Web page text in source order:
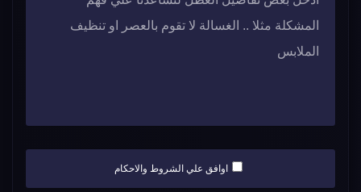
اوافق علي الشروط والاحكام